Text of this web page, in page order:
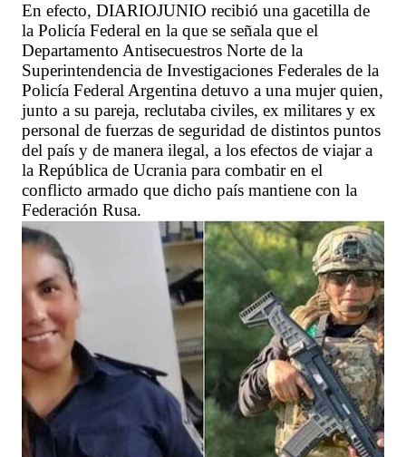
En efecto, DIARIOJUNIO recibió una gacetilla de
la Policía Federal en la que se señala que el
Departamento Antisecuestros Norte de la
Superintendencia de Investigaciones Federales de la
Policía Federal Argentina detuvo a una mujer quien,
junto a su pareja, reclutaba civiles, ex militares y ex
personal de fuerzas de seguridad de distintos puntos
del país y de manera ilegal, a los efectos de viajar a
la República de Ucrania para combatir en el
conflicto armado que dicho país mantiene con la
Federación Rusa.